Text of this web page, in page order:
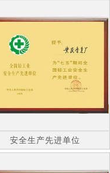
安全生产先进单位